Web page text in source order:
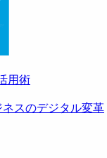
用術
スのデジタル変革